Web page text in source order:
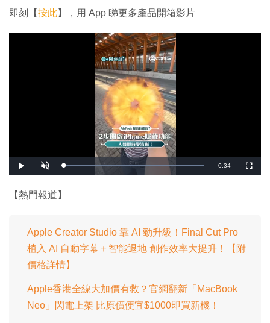
即刻【按此】，用 App 睇更多產品開箱影片
播
放
開
啟
載
入
0
%
剩
-0:34
全
螢
【熱門報道】
Apple Creator Studio 靠 AI 勁升級！Final Cut Pro
植入 AI 自動字幕＋智能退地 創作效率大提升！【附
價格詳情】
Apple香港全線大加價有救？官網翻新「MacBook
Neo」閃電上架 比原價便宜$1000即買新機！